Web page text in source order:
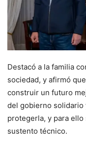
Destacó a la familia
sociedad, y afirmó
construir un futuro
del gobierno solidario
protegerla, y para
sustento técnico.